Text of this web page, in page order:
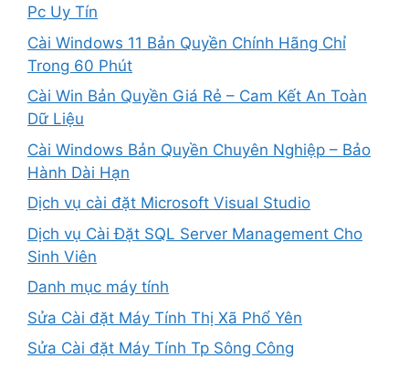
Pc Uy Tín
Cài Windows 11 Bản Quyền Chính Hãng Chỉ
Trong 60 Phút
Cài Win Bản Quyền Giá Rẻ – Cam Kết An Toàn
Dữ Liệu
Cài Windows Bản Quyền Chuyên Nghiệp – Bảo
Hành Dài Hạn
Dịch vụ cài đặt Microsoft Visual Studio
Dịch vụ Cài Đặt SQL Server Management Cho
Sinh Viên
Danh mục máy tính
Sửa Cài đặt Máy Tính Thị Xã Phổ Yên
Sửa Cài đặt Máy Tính Tp Sông Công